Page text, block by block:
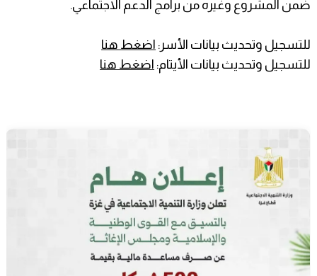
ضمن المشروع وغيره من برامج الدعم الاجتماعي.
للتسجيل وتحديث بيانات الأسر: اضغط هنا
للتسجيل وتحديث بيانات الأيتام: اضغط هنا